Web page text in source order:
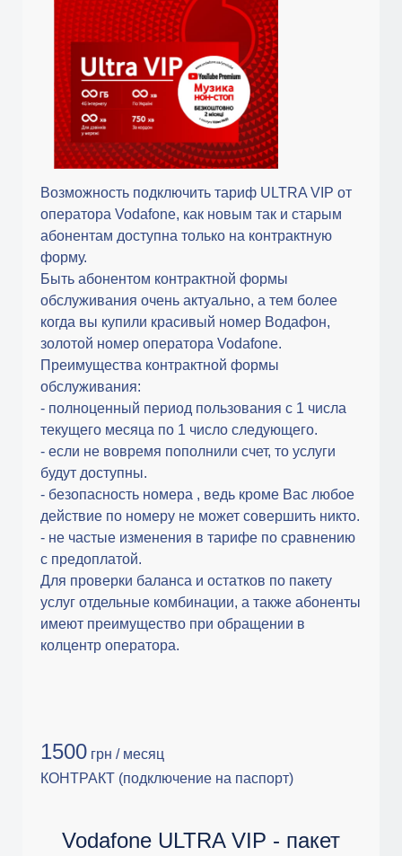
Возможность подключить тариф ULTRA VIP от
оператора Vodafone, как новым так и старым
абонентам доступна только на контрактную
форму.
Быть абонентом контрактной формы
обслуживания очень актуально, а тем более
когда вы купили красивый номер Водафон,
золотой номер оператора Vodafone.
Преимущества контрактной формы
обслуживания:
- полноценный период пользования с 1 числа
текущего месяца по 1 число следующего.
- если не вовремя пополнили счет, то услуги
будут доступны.
- безопасность номера , ведь кроме Вас любое
действие по номеру не может совершить никто.
- не частые изменения в тарифе по сравнению
с предоплатой.
Для проверки баланса и остатков по пакету
услуг отдельные комбинации, а также абоненты
имеют преимущество при обращении в
колцентр оператора.
1500 грн / месяц
КОНТРАКТ (подключение на паспорт)
Vodafone ULTRA VIP - пакет